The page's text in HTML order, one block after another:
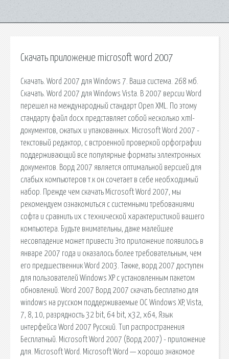
Скачать приложение microsoft word 2007
Скачать. Word 2007 для Windows 7. Ваша система. 268 мб.
Скачать. Word 2007 для Windows Vista. В 2007 версии Word
перешел на международный стандарт Open XML. По этому
стандарту файл docx представляет собой несколько xml-
документов, сжатых и упакованных. Microsoft Word 2007 -
текстовый редактор, с встроенной проверкой орфографии
поддерживающий все популярные форматы эллектронных
документов. Ворд 2007 является оптимальной версией для
слабых компьютеров т.к он сочетает в себе необходимый
набор. Прежде чем скачать Microsoft Word 2007, мы
рекомендуем ознакомиться с системными требованиями
софта и сравнить их с технической характеристикой вашего
компьютера. Будьте внимательны, даже малейшее
несовпадение может привести Это приложение появилось в
январе 2007 года и оказалось более требовательным, чем
его предшественник Word 2003. Также, ворд 2007 доступен
для пользователей Windows XP с установленным пакетом
обновлений. Word 2007 Ворд 2007 скачать бесплатно для
windows на русском поддерживаемые ОС Windows XP, Vista,
7, 8, 10, разрядность 32 bit, 64 bit, x32, x64, Язык
интерфейса Word 2007 Русский. Тип распространения
Бесплатный. Microsoft Word 2007 (Ворд 2007) - приложение
для. Microsoft Word. Microsoft Word — хорошо знакомое